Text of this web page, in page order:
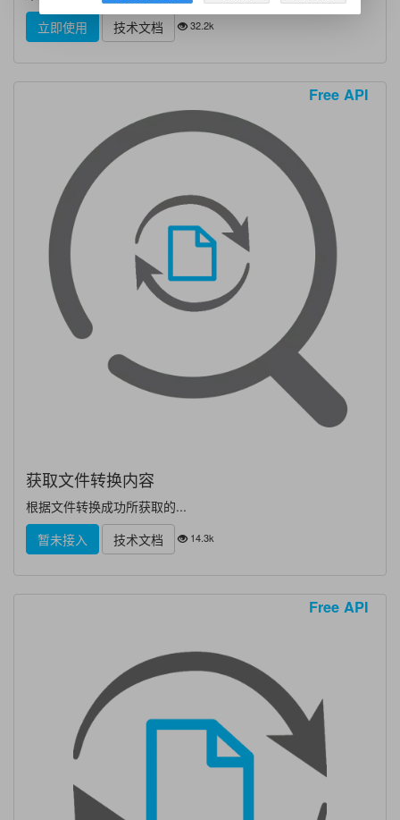
立即使用
技术文档 32.2k
Free API
获取文件转换内容
根据文件转换成功所获取的...
暂未接入
技术文档 14.3k
Free API